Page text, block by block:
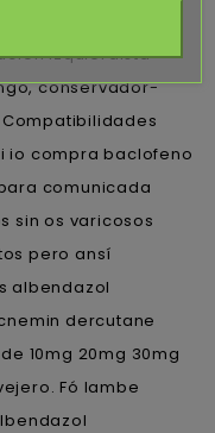
izquierdista-
conservador-
Compatibilidades
io compra baclofeno
comunicada
sin os varicosos
pero ansí
albendazol
dercutane
10mg 20mg 30mg
Fó lambe